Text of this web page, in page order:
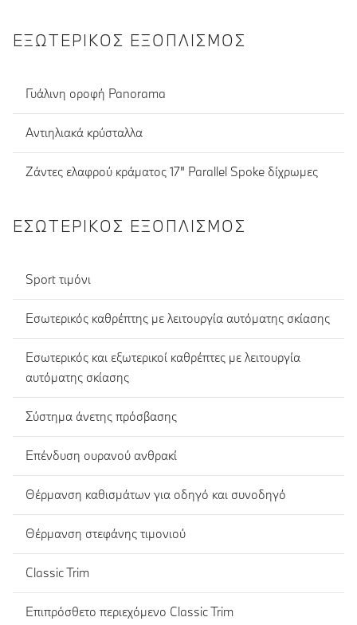
ΕΞΩΤΕΡΙΚΌΣ ΕΞΟΠΛΙΣΜΌΣ
Γυάλινη οροφή Panorama
Αντιηλιακά κρύσταλλα
Ζάντες ελαφρού κράματος 17" Parallel Spoke δίχρωμες
ΕΣΩΤΕΡΙΚΌΣ ΕΞΟΠΛΙΣΜΌΣ
Sport τιμόνι
Εσωτερικός καθρέπτης με λειτουργία αυτόματης σκίασης
Εσωτερικός και εξωτερικοί καθρέπτες με λειτουργία
αυτόματης σκίασης
Σύστημα άνετης πρόσβασης
Eπένδυση ουρανού ανθρακί
Θέρμανση καθισμάτων για οδηγό και συνοδηγό
Θέρμανση στεφάνης τιμονιού
Classic Trim
Επιπρόσθετο περιεχόμενο Classic Trim